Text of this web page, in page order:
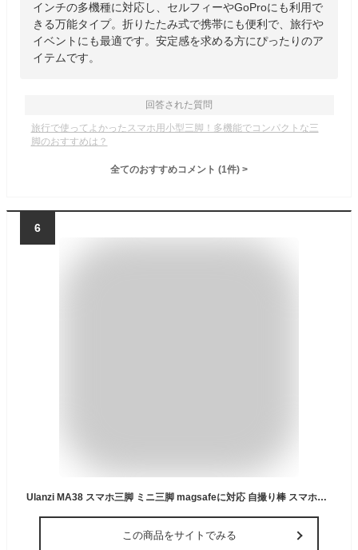
インチの多機種に対応し、セルフィーやGoProにも利用で
きる万能タイプ。折りたたみ式で携帯にも便利で、旅行や
イベントにも最適です。安定感を求める方にぴったりのア
イテムです。
回答された質問
旅行で使ってよかったスマホ用小型三脚！多機能でコンパクトな三
脚のおすすめは？
全てのおすすめコメント (1件) >
6
Ulanzi MA38 スマホ三脚 ミニ三脚 magsafeに対応 自撮り棒 スマホスタンド 携帯スタンド 折りたたみ式 磁気マグネット式付き フック付き 多機能360度回転 1/4ネジ穴付き Arca対応 アルミ製 持ち運び便利 安定 軽量 角度調整可能 横置き/縦置き 卓上三脚 セルフィー/生放送/撮影録画/動画鑑賞に最適 Android/iPhone17に対応
この商品をサイトでみる